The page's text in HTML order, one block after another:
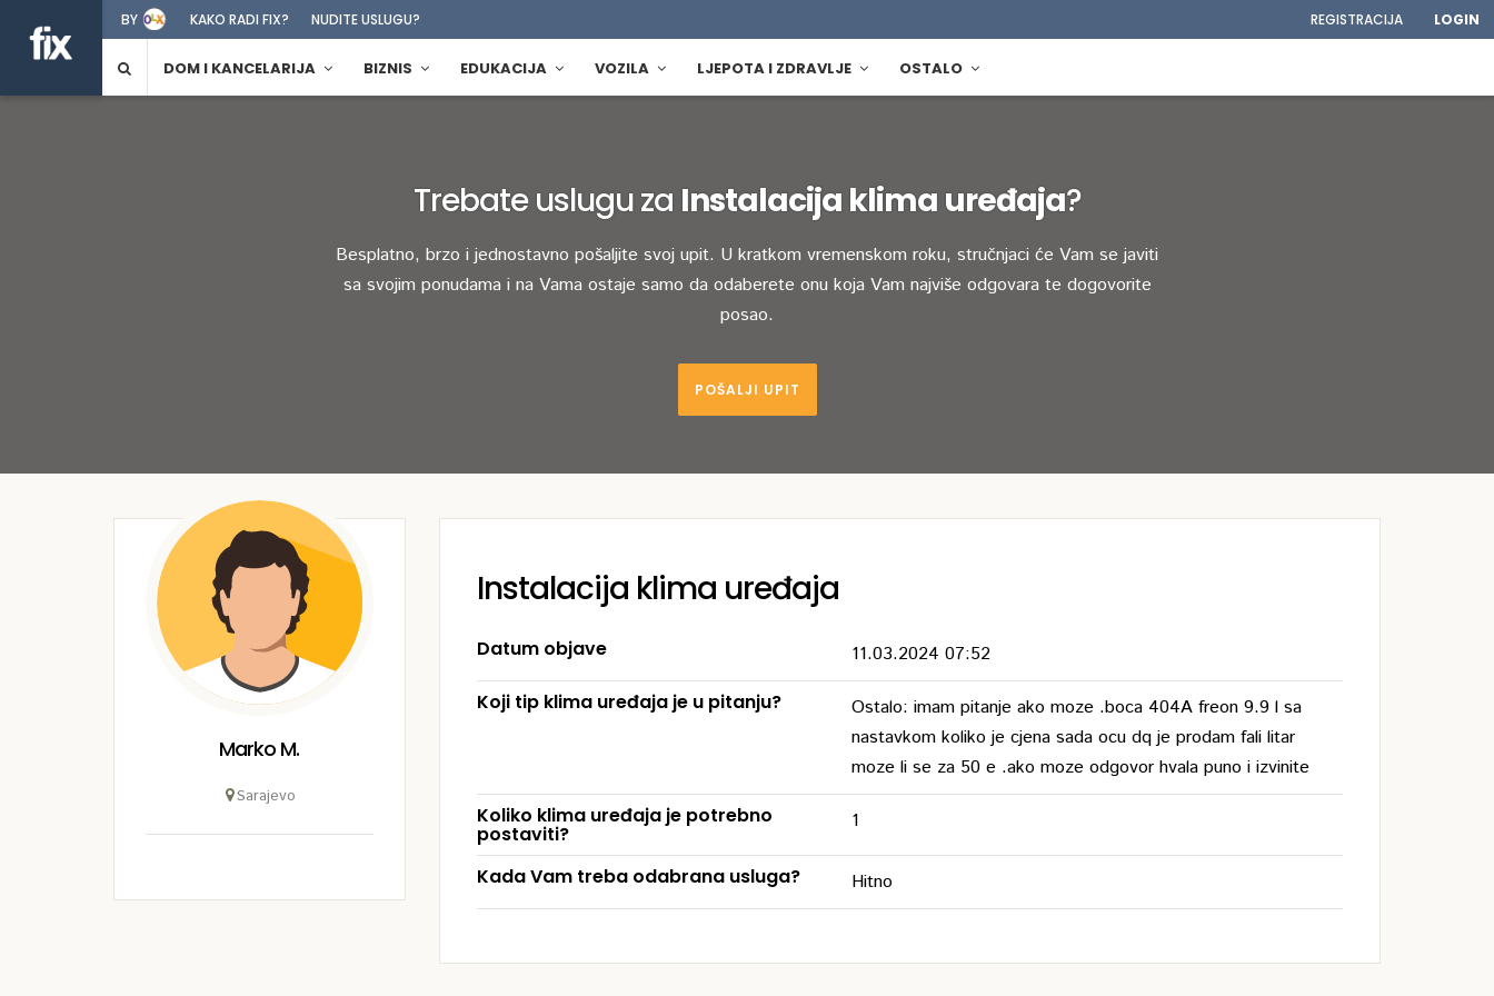
BY KAKO RADI FIX? NUDITE USLUGU? REGISTRACIJA LOGIN
DOM I KANCELARIJA BIZNIS EDUKACIJA VOZILA LJEPOTA I ZDRAVLJE OSTALO
Trebate uslugu za Instalacija klima uređaja?
Besplatno, brzo i jednostavno pošaljite svoj upit. U kratkom vremenskom roku, stručnjaci će Vam se javiti
sa svojim ponudama i na Vama ostaje samo da odaberete onu koja Vam najviše odgovara te dogovorite
posao.
POŠALJI UPIT
Instalacija klima uređaja
Datum objave
11.03.2024 07:52
Koji tip klima uređaja je u pitanju?
Ostalo: imam pitanje ako moze .boca 404A freon 9.9 l sa
nastavkom koliko je cjena sada ocu dq je prodam fali litar
moze li se za 50 e .ako moze odgovor hvala puno i izvinite
Koliko klima uređaja je potrebno
postaviti?
1
Kada Vam treba odabrana usluga? Hitno
Marko M.
Sarajevo